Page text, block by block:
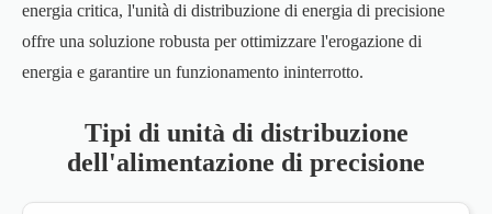
energia critica, l'unità di distribuzione di energia di precisione
offre una soluzione robusta per ottimizzare l'erogazione di
energia e garantire un funzionamento ininterrotto.
Tipi di unità di distribuzione
dell'alimentazione di precisione